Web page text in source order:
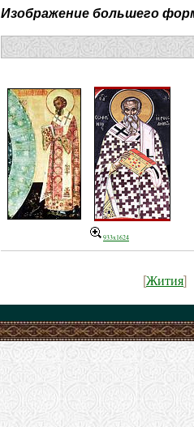
Изображение большего
933x1624
[Жития]